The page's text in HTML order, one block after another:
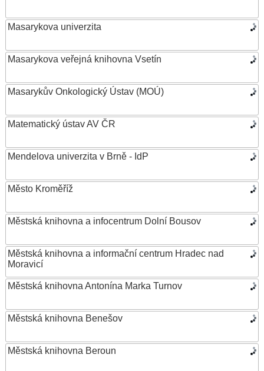
Masarykova univerzita
Masarykova veřejná knihovna Vsetín
Masarykův Onkologický Ústav (MOÚ)
Matematický ústav AV ČR
Mendelova univerzita v Brně - IdP
Město Kroměříž
Městská knihovna a infocentrum Dolní Bousov
Městská knihovna a informační centrum Hradec nad
Moravicí
Městská knihovna Antonína Marka Turnov
Městská knihovna Benešov
Městská knihovna Beroun